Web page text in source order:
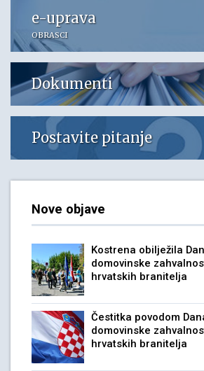
e-uprava
OBRASCI
Dokumenti
Postavite pitanje
Nove objave
Kostrena obilježila
domovinske
hrvatskih branitelja
Čestitka povodom
domovinske
hrvatskih branitelja